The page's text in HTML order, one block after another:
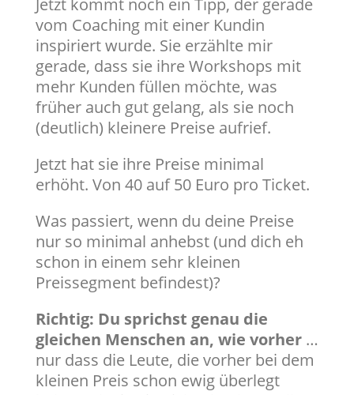
Jetzt kommt noch ein Tipp, der gerade
vom Coaching mit einer Kundin
inspiriert wurde. Sie erzählte mir
gerade, dass sie ihre Workshops mit
mehr Kunden füllen möchte, was
früher auch gut gelang, als sie noch
(deutlich) kleinere Preise aufrief.
Jetzt hat sie ihre Preise minimal
erhöht. Von 40 auf 50 Euro pro Ticket.
Was passiert, wenn du deine Preise
nur so minimal anhebst (und dich eh
schon in einem sehr kleinen
Preissegment befindest)?
Richtig: Du sprichst genau die
gleichen Menschen an, wie vorher…
nur dass die Leute, die vorher bei dem
kleinen Preis schon ewig überlegt